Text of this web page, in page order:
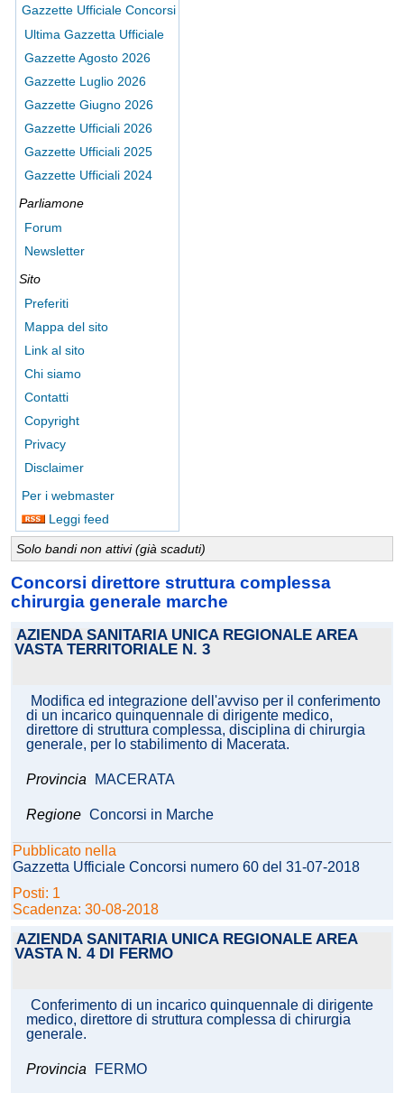
Gazzette Ufficiale Concorsi
Ultima Gazzetta Ufficiale
Gazzette Agosto 2026
Gazzette Luglio 2026
Gazzette Giugno 2026
Gazzette Ufficiali 2026
Gazzette Ufficiali 2025
Gazzette Ufficiali 2024
Parliamone
Forum
Newsletter
Sito
Preferiti
Mappa del sito
Link al sito
Chi siamo
Contatti
Copyright
Privacy
Disclaimer
Per i webmaster
Leggi feed
Solo bandi non attivi (già scaduti)
Concorsi direttore struttura complessa
chirurgia generale marche
AZIENDA SANITARIA UNICA REGIONALE AREA
VASTA TERRITORIALE N. 3
Modifica ed integrazione dell'avviso per il conferimento
di un incarico quinquennale di dirigente medico,
direttore di struttura complessa, disciplina di chirurgia
generale, per lo stabilimento di Macerata.
Provincia MACERATA
Regione Concorsi in Marche
Pubblicato nella
Gazzetta Ufficiale Concorsi numero 60 del 31-07-2018
Posti: 1
Scadenza: 30-08-2018
AZIENDA SANITARIA UNICA REGIONALE AREA
VASTA N. 4 DI FERMO
Conferimento di un incarico quinquennale di dirigente
medico, direttore di struttura complessa di chirurgia
generale.
Provincia FERMO